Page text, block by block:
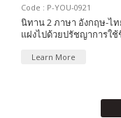
Code : P-YOU-0921
นิทาน 2 ภาษา อังกฤษ-ไ
แฝงไปด้วยปรัชญาการใ
Learn More